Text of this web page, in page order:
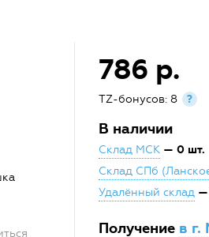
786 р.
TZ-бонусов: 8 ?
В наличии
Склад МСК — 0 шт.
Склад СПб
Удалённый склад —
Получение в г.